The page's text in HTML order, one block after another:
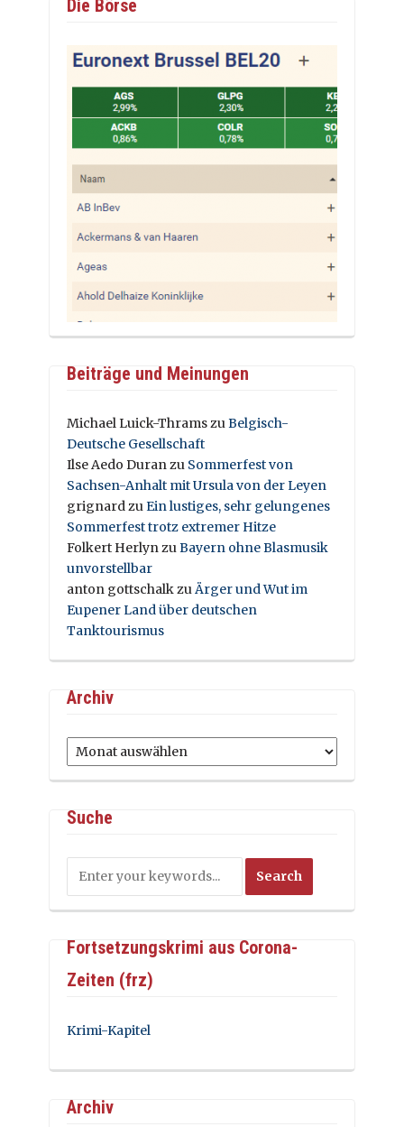
Die Börse
Beiträge und Meinungen
Michael Luick-ThramszuBelgisch-
Deutsche Gesellschaft
Ilse Aedo Duranzu Sommerfest von
Sachsen-Anhalt mit Ursula von der Leyen
grignardzuEin lustiges, sehr gelungenes
Sommerfest trotz extremer Hitze
Folkert HerlynzuBayern ohne Blasmusik
unvorstellbar
anton gottschalkzuÄrger und Wut im
Eupener Land über deutschen
Tanktourismus
Archiv
Archiv
Suche
Fortsetzungskrimi aus Corona-
Zeiten (frz)
Krimi-Kapitel
Archiv